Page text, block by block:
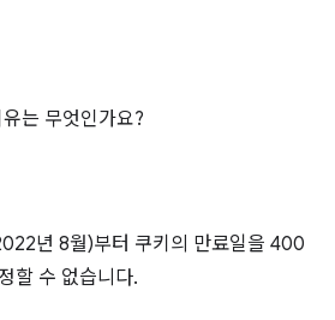
는 무엇인가요?
년 8월)부터 쿠키의 만료일을 400
할 수 없습니다.